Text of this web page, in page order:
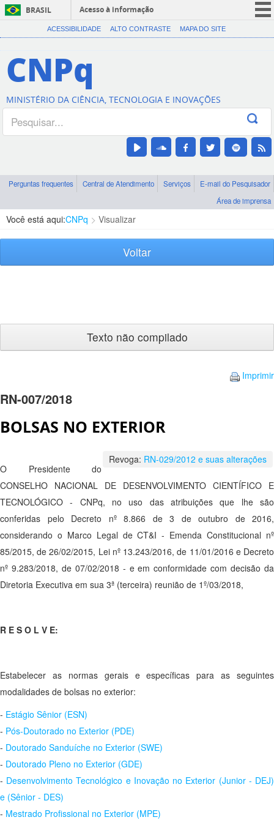
BRASIL
Acesso à informação
CORONAVÍRUS (COVID-19)
Canais
ACESSIBILIDADE ALTO CONTRASTE MAPA DO SITE
CNPq
MINISTÉRIO DA CIÊNCIA, TECNOLOGIA E INOVAÇÕES
Perguntas frequentes Central de Atendimento Serviços
E-mail do Pesquisador
Área de imprensa
Você está aqui:CNPq Visualizar
Voltar
Texto não compilado
Imprimir
RN-007/2018
BOLSAS NO EXTERIOR
Revoga: RN-029/2012 e suas alterações
O Presidente do
CONSELHO NACIONAL DE DESENVOLVIMENTO CIENTÍFICO E
TECNOLÓGICO - CNPq, no uso das atribuições que lhe são
conferidas pelo Decreto nº 8.866 de 3 de outubro de 2016,
considerando o Marco Legal de CT&I - Emenda Constitucional nº
85/2015, de 26/02/2015, Lei nº 13.243/2016, de 11/01/2016 e Decreto
nº 9.283/2018, de 07/02/2018 - e em conformidade com decisão da
Diretoria Executiva em sua 3ª (terceira) reunião de 1º/03/2018,
R E S O L V E:
Estabelecer as normas gerais e específicas para as seguintes
modalidades de bolsas no exterior:
- Estágio Sênior (ESN)
- Pós-Doutorado no Exterior (PDE)
- Doutorado Sanduíche no Exterior (SWE)
- Doutorado Pleno no Exterior (GDE)
- Desenvolvimento Tecnológico e Inovação no Exterior (Junior - DEJ)
e (Sênior - DES)
- Mestrado Profissional no Exterior (MPE)